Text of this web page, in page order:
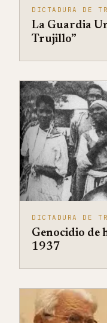
DICTADURA DE
La Guardia
Trujillo”
DICTADURA DE
Genocidio de
1937